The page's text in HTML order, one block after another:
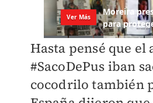
Hasta pensé que el
#SacoDePus iban
cocodrilo también